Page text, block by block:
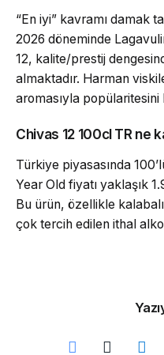
“En iyi” kavramı damak
2026 döneminde
12, kalite/prestij
almaktadır. Harman
aromasıyla popülaritesini
Chivas 12 100cl TR ne
Türkiye piyasasında
Year Old fiyatı yaklaşık
Bu ürün, özellikle
çok tercih edilen ithal